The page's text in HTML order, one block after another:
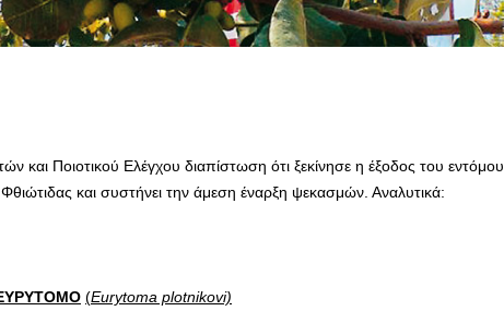
και Ποιοτικού Ελέγχου διαπίστωση ότι ξεκίνησε η έξοδος του εντόμου
και συστήνει την άμεση έναρξη ψεκασμών. Αναλυτικά:
(Eurytoma plotnikovi)